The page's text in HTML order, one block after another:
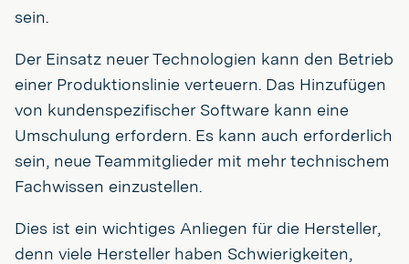
sein.
Der Einsatz neuer Technologien kann den Betrieb
einer Produktionslinie verteuern. Das Hinzufügen
von kundenspezifischer Software kann eine
Umschulung erfordern. Es kann auch erforderlich
sein, neue Teammitglieder mit mehr technischem
Fachwissen einzustellen.
Dies ist ein wichtiges Anliegen für die Hersteller,
denn viele Hersteller haben Schwierigkeiten,